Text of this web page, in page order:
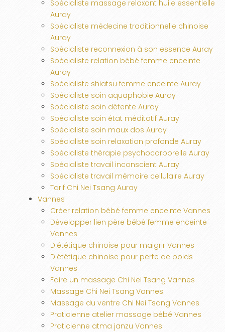
Spécialiste massage relaxant huile essentielle
Auray
Spécialiste médecine traditionnelle chinoise
Auray
Spécialiste reconnexion à son essence Auray
Spécialiste relation bébé femme enceinte
Auray
Spécialiste shiatsu femme enceinte Auray
Spécialiste soin aquaphobie Auray
Spécialiste soin détente Auray
Spécialiste soin état méditatif Auray
Spécialiste soin maux dos Auray
Spécialiste soin relaxation profonde Auray
Spécialiste thérapie psychocorporelle Auray
Spécialiste travail inconscient Auray
Spécialiste travail mémoire cellulaire Auray
Tarif Chi Nei Tsang Auray
Vannes
Créer relation bébé femme enceinte Vannes
Développer lien père bébé femme enceinte
Vannes
Diététique chinoise pour maigrir Vannes
Diététique chinoise pour perte de poids
Vannes
Faire un massage Chi Nei Tsang Vannes
Massage Chi Nei Tsang Vannes
Massage du ventre Chi Nei Tsang Vannes
Praticienne atelier massage bébé Vannes
Praticienne atma janzu Vannes